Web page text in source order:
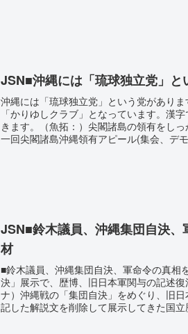
JSN■沖縄には「琉球独立党」と
沖縄には「琉球独立党」という党があり
「かりゆしクラブ」となっています。漢
きます。（魚拓：）尖閣諸島の領有をし
一回尖閣諸島沖縄領有アピール(集会、デ
JSN■鈴木議員、沖縄集団自決、
材
■鈴木議員、沖縄集団自決、軍命令の真相
決」展示で、歴博、旧日本軍関与の記述
ナ）沖縄戦の「集団自決」をめぐり、旧
記した解説文を削除して展示してきた国